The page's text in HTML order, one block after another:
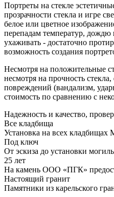
Портреты на стекле
прозрачности стекла и игре
белое или цветное
перепадам температур, дождю
ухаживать - достаточно
возможность создания
Несмотря на положительные
несмотря на прочность
повреждений (вандализм,
стоимость по сравнению с
Надежность и качество,
Все кладбища
Установка на всех
Под ключ
От эскиза до установки
25 лет
На камень ООО «ПГК»
Настоящий гранит
Памятники из карельского